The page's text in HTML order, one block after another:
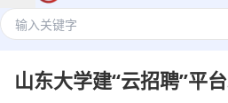
山东大学建“云招聘”平